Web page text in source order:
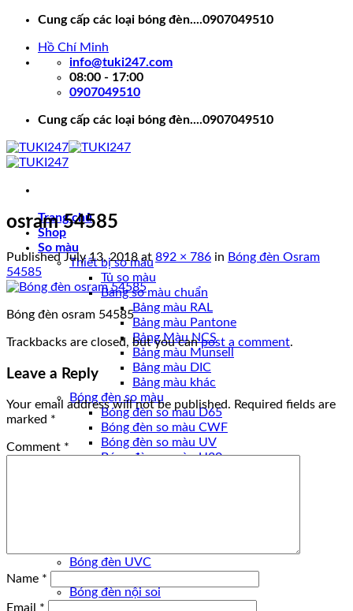
Skip
content
Cung cấp các loại bóng đèn....0907049510
Hồ Chí Minh
info@tuki247.com
08:00 - 17:00
0907049510
Cung cấp các loại bóng đèn....0907049510
Trang chủ
Shop
So màu
Thiết bị so màu
Tủ so màu
Bảng so màu chuẩn
Bảng màu RAL
Bảng màu Pantone
Bảng Màu NCS
Bảng màu Munsell
Bảng màu DIC
Bảng màu khác
Bóng đèn so màu
Bóng đèn so màu D65
Bóng đèn so màu CWF
Bóng đèn so màu UV
Bóng đèn so màu U30
Bóng đèn UVC
Bóng đèn nội soi
osram 54585
PublishedJuly 13, 2018 at 892 × 786 in Bóng đèn Osram
54585
Bóng đèn osram 54585
Trackbacks are closed, but you canpost a comment.
Leave a Reply
Your email address will not be published. Required fields are
marked *
Comment *
Name *
Email *